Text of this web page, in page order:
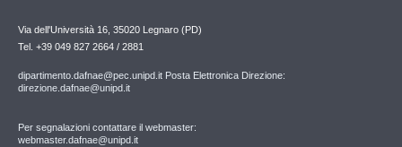
Via dell'Università 16, 35020 Legnaro (PD)
Tel. +39 049 827 2664 / 2881
dipartimento.dafnae@pec.unipd.it Posta Elettronica Direzione:
direzione.dafnae@unipd.it
Per segnalazioni contattare il webmaster:
webmaster.dafnae@unipd.it